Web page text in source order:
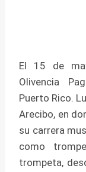
El 15 de
Olivencia
Puerto Rico.
Arecibo, en
su carrera
como
trompeta,